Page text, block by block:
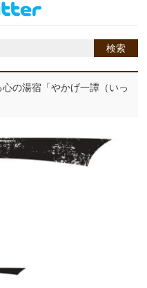
の湯宿「やかげ一譚（いっ